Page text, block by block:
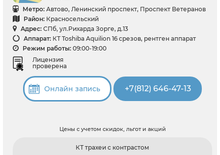
Метро: Автово, Ленинский проспект, Проспект Ветеранов
Район: Красносельский
Адрес: СПб, ул.Рихарда Зорге, д.13
Аппарат: КТ Toshiba Aquilion 16 срезов, рентген аппарат
Режим работы: 09:00-19:00
Лицензия
проверена
Онлайн запись +7(812) 646-47-13
Цены с учетом скидок, льгот и акций
КТ трахеи с контрастом